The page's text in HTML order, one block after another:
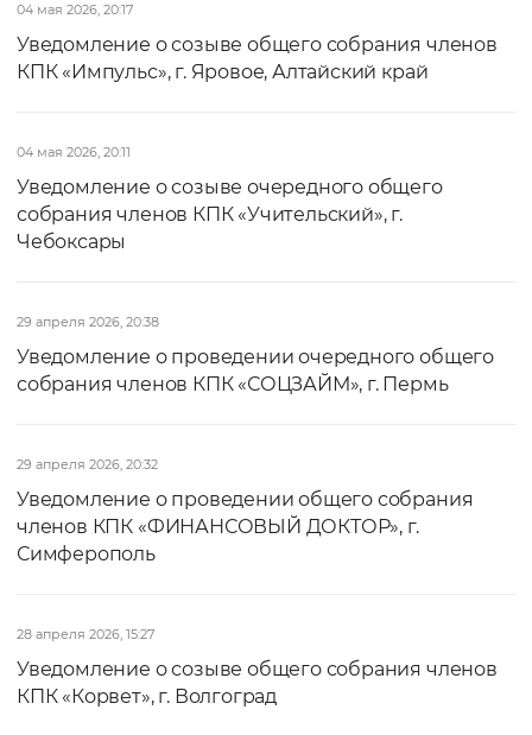
04 мая 2026, 20:17
Уведомление о созыве общего собрания членов
КПК «Импульс», г. Яровое, Алтайский край
04 мая 2026, 20:11
Уведомление о созыве очередного общего
собрания членов КПК «Учительский», г.
Чебоксары
29 апреля 2026, 20:38
Уведомление о проведении очередного общего
собрания членов КПК «СОЦЗАЙМ», г. Пермь
29 апреля 2026, 20:32
Уведомление о проведении общего собрания
членов КПК «ФИНАНСОВЫЙ ДОКТОР», г.
Симферополь
28 апреля 2026, 15:27
Уведомление о созыве общего собрания членов
КПК «Корвет», г. Волгоград